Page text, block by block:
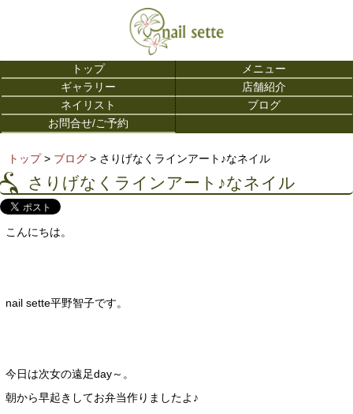
トップ
メニュー
ギャラリー
店舗紹介
ネイリスト
ブログ
お問合せ/ご予約
トップ> ブログ > さりげなくラインアート♪なネイル
さりげなくラインアート♪なネイル
こんにちは。
nail sette平野智子です。
今日は次女の遠足day～。
朝から早起きしてお弁当作りましたよ♪